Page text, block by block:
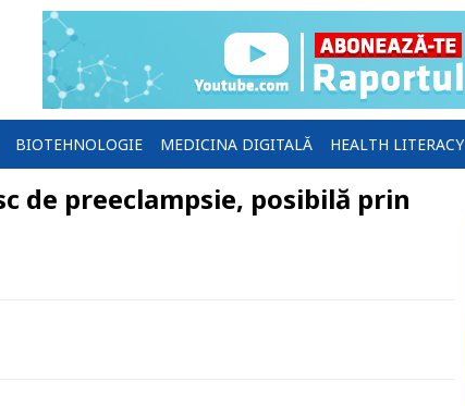
BIOTEHNOLOGIE MEDICINA DIGITALĂ HEALTH LITERACY
de preeclampsie, posibilă prin